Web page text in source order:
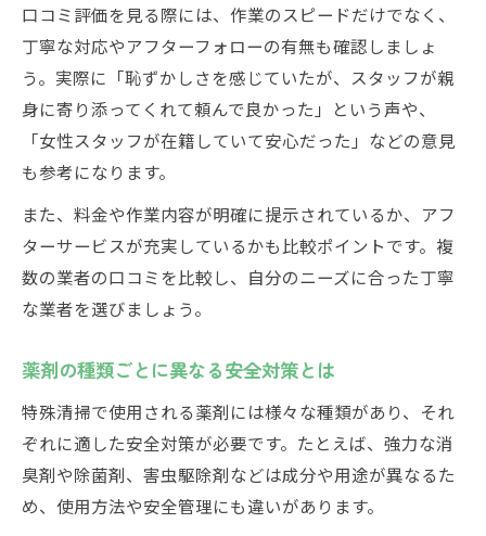
口コミ評価を見る際には、作業のスピードだけでなく、
丁寧な対応やアフターフォローの有無も確認しましょ
う。実際に「恥ずかしさを感じていたが、スタッフが親
身に寄り添ってくれて頼んで良かった」という声や、
「女性スタッフが在籍していて安心だった」などの意見
も参考になります。
また、料金や作業内容が明確に提示されているか、アフ
ターサービスが充実しているかも比較ポイントです。複
数の業者の口コミを比較し、自分のニーズに合った丁寧
な業者を選びましょう。
薬剤の種類ごとに異なる安全対策とは
特殊清掃で使用される薬剤には様々な種類があり、それ
ぞれに適した安全対策が必要です。たとえば、強力な消
臭剤や除菌剤、害虫駆除剤などは成分や用途が異なるた
め、使用方法や安全管理にも違いがあります。